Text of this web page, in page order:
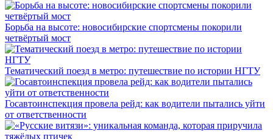
Борьба на высоте: новосибирские спортсмены покорили
четвёртый мост
Тематический поезд в метро: путешествие по истории НГТУ
Госавтоинспекция провела рейд: как водители пытались уйти
от ответственности